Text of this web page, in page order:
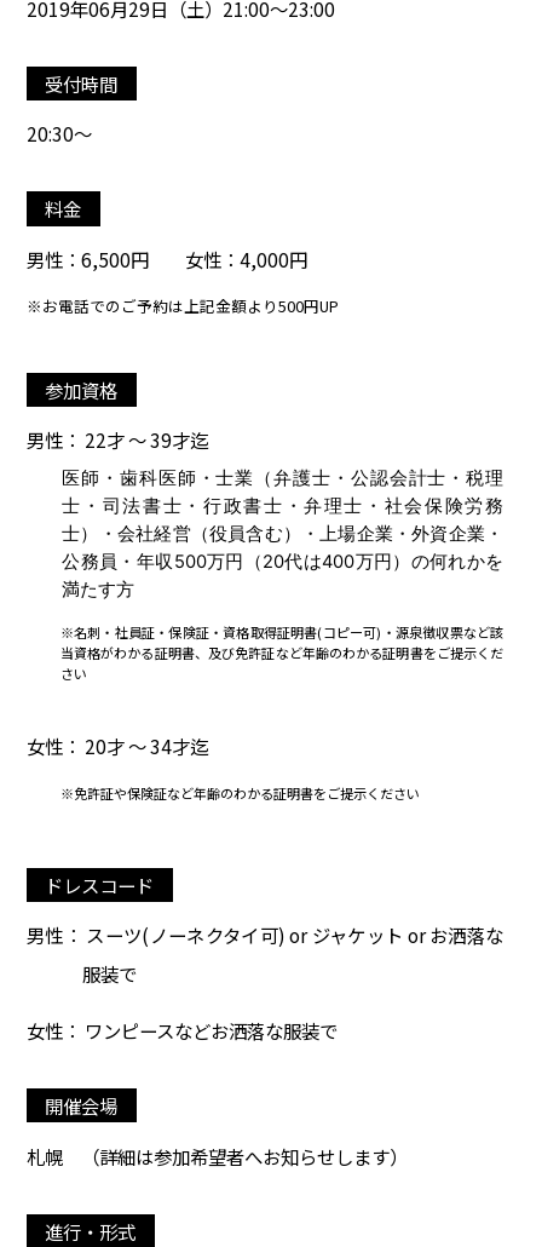
2019年06月29日（土）21:00～23:00
受付時間
20:30～
料金
男性：6,500円 女性：4,000円
※お電話でのご予約は上記金額より500円UP
参加資格
男性： 22才 ～ 39才迄
医師・歯科医師・士業（弁護士・公認会計士・税理
士・司法書士・行政書士・弁理士・社会保険労務
士）・会社経営（役員含む）・上場企業・外資企業・
公務員・年収500万円（20代は400万円）の何れかを
満たす方
※名刺・社員証・保険証・資格取得証明書(コピー可)・源泉徴収票など該
当資格がわかる証明書、及び免許証など年齢のわかる証明書をご提示くだ
さい
女性： 20才 ～ 34才迄
※免許証や保険証など年齢のわかる証明書をご提示ください
ドレスコード
男性： スーツ(ノーネクタイ可) or ジャケット or お洒落な
服装で
女性： ワンピースなどお洒落な服装で
開催会場
札幌
（詳細は参加希望者へお知らせします）
進行・形式